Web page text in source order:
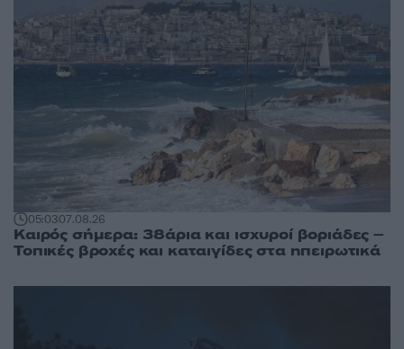
05:0307.08.26
Καιρός σήμερα: 38άρια και ισχυροί βοριάδες –
Τοπικές βροχές και καταιγίδες στα ηπειρωτικά